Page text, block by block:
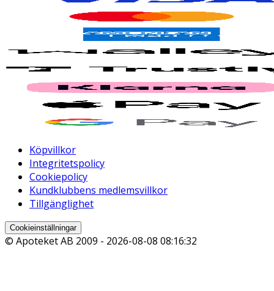
Köpvillkor
Integritetspolicy
Cookiepolicy
Kundklubbens medlemsvillkor
Tillgänglighet
Cookieinställningar
© Apoteket AB 2009 - 2026-08-08 08:16:32